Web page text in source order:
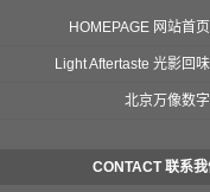
HOMEPAGE 网站首页
Light Aftertaste 光影回味
北京万像数字
CONTACT 联系我